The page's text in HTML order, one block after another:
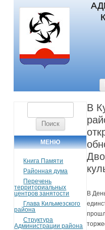
МЕНЮ
Книга Памяти
Районная дума
Перечень
территориальных
центров занятости
Глава Кильмезского
района
Структура
Администрации района
В
В